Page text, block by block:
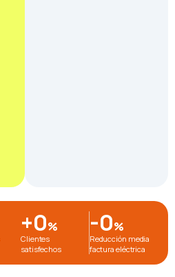
Clientes
satisfechos
+0%
Reducción media
factura eléctrica
-0%